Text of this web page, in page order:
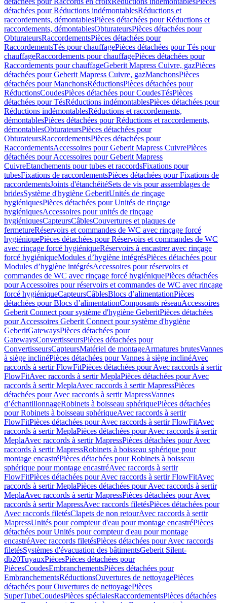
détachées pour Réductions indémontablesRéductions et
raccordements, démontablesPièces détachées pour Réductions et
raccordements, démontablesObturateursPièces détachées pour
ObturateursRaccordementsPièces détachées pour
RaccordementsTés pour chauffagePièces détachées pour Tés pour
chauffageRaccordements pour chauffagePièces détachées pour
Raccordements pour chauffageGeberit Mapress Cuivre, gazPièces
détachées pour Geberit Mapress Cuivre, gazManchonsPièces
détachées pour ManchonsRéductionsPièces détachées pour
RéductionsCoudesPièces détachées pour CoudesTésPièces
détachées pour TésRéductions indémontablesPièces détachées pour
Réductions indémontablesRéductions et raccordements,
démontablesPièces détachées pour Réductions et raccordements,
démontablesObturateursPièces détachées pour
ObturateursRaccordementsPièces détachées pour
RaccordementsAccessoires pour Geberit Mapress CuivrePièces
détachées pour Accessoires pour Geberit Mapress
CuivreEtanchements pour tubes et raccordsFixations pour
tubesFixations de raccordementsPièces détachées pour Fixations de
raccordementsJoints d'étanchéitéSets de vis pour assemblages de
bridesSystème d'hygiène GeberitUnités de rinçage
hygiéniquesPièces détachées pour Unités de rinçage
hygiéniquesAccessoires pour unités de rinçage
hygiéniquesCapteursCâblesCouvertures et plaques de
fermetureRéservoirs et commandes de WC avec rinçage forcé
hygiéniquePièces détachées pour Réservoirs et commandes de WC
avec rinçage forcé hygiéniqueRéservoirs à encastrer avec rinçage
forcé hygiéniqueModules d’hygiène intégrésPièces détachées pour
Modules d’hygiène intégrésAccessoires pour réservoirs et
commandes de WC avec rinçage forcé hygiéniquePièces détachées
pour Accessoires pour réservoirs et commandes de WC avec rinçage
forcé hygiéniqueCapteursCâblesBlocs d’alimentationPièces
détachées pour Blocs d’alimentationComposants réseauAccessoires
Geberit Connect pour système d'hygiène GeberitPièces détachées
pour Accessoires Geberit Connect pour système d'hygiène
GeberitGatewaysPièces détachées pour
GatewaysConvertisseursPièces détachées pour
ConvertisseursCapteursMatériel de montageArmatures brutesVannes
à siège inclinéPièces détachées pour Vannes à siège inclinéAvec
raccords à sertir FlowFitPièces détachées pour Avec raccords à sertir
FlowFitAvec raccords à sertir MeplaPièces détachées pour Avec
raccords à sertir MeplaAvec raccords à sertir MapressPièces
détachées pour Avec raccords à sertir MapressVannes
d’échantillonnageRobinets à boisseau sphériquePièces détachées
pour Robinets à boisseau sphériqueAvec raccords à sertir
FlowFitPièces détachées pour Avec raccords à sertir FlowFitAvec
raccords à sertir MeplaPièces détachées pour Avec raccords à sertir
MeplaAvec raccords à sertir MapressPièces détachées pour Avec
raccords à sertir MapressRobinets à boisseau sphérique pour
montage encastréPièces détachées pour Robinets à boisseau
sphérique pour montage encastréAvec raccords à sertir
FlowFitPièces détachées pour Avec raccords à sertir FlowFitAvec
raccords à sertir MeplaPièces détachées pour Avec raccords à sertir
MeplaAvec raccords à sertir MapressPièces détachées pour Avec
raccords à sertir MapressAvec raccords filetésPièces détachées pour
Avec raccords filetésClapets de non retourAvec raccords à sertir
MapressUnités pour compteur d'eau pour montage encastréPièces
détachées pour Unités pour compteur d'eau pour montage
encastréAvec raccords filetésPièces détachées pour Avec raccords
filetésSystèmes d'évacuation des bâtimentsGeberit Silent-
db20TuyauxPiècesPièces détachées pour
PiècesCoudesEmbranchementsPièces détachées pour
EmbranchementsRéductionsOuvertures de nettoyagePièces
détachées pour Ouvertures de nettoyagePièces
SuperTubeCoudesPièces spécialesRaccordementsPièces détachées